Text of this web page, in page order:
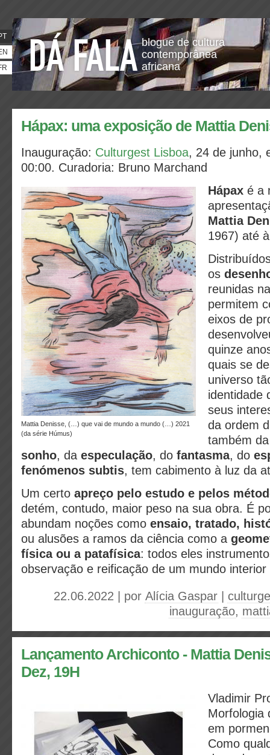
blogue de cultura
contemporânea
africana
Hápax: uma exposição de Mattia
Inauguração: Culturgest Lisboa, 24 de junho,
00:00. Curadoria: Bruno Marchand
Mattia Denisse, (…) que vai de mundo a mundo (…) 2021
(da série Húmus)
Hápax é a
Mattia
1967) até
os
reunidas
permitem
eixos de
quinze
quais se
universo
identidade
seus
da ordem
também
sonho, da especulação, do fantasma, do
fenómenos subtis, tem cabimento à luz da
Um certo apreço pelo estudo e pelos
detém, contudo, maior peso na sua obra. É
abundam noções como ensaio, tratado,
ou alusões a ramos da ciência como a
física ou a patafísica: todos eles
observação e reificação de um mundo interior
22.06.2022 | por Alícia Gaspar
inauguração,
Lançamento Archiconto - Mattia
Dez, 19H
Vladimir
Morfologia
em
Como